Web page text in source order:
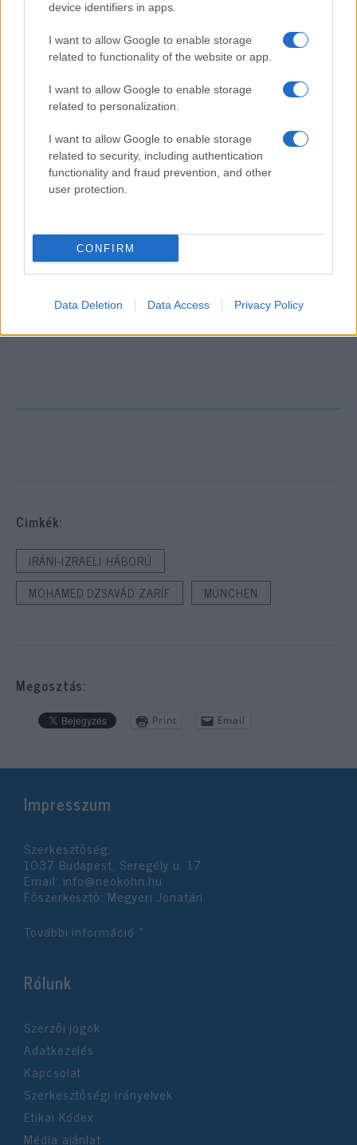
device identifiers in apps.
I want to allow Google to enable storage
related to functionality of the website or app.
I want to allow Google to enable storage
related to personalization.
I want to allow Google to enable storage
related to security, including authentication
functionality and fraud prevention, and other
user protection.
CONFIRM
Data Deletion Data Access Privacy Policy
Tudja ki volt a magyar dzsessz egyik
Cimkék:
IRÁNI-IZRAELI HÁBORÚ
MOHAMED DZSAVÁD ZARÍF
MÜNCHEN
Megosztás:
Print Email
Impresszum
Szerkesztőség:
1037 Budapest, Seregély u. 17.
Email: info@neokohn.hu
Főszerkesztő: Megyeri Jonatán
További információ »
Rólunk
Szerzői jogok
Adatkezelés
Kapcsolat
Szerkesztőségi irányelvek
Etikai Kódex
Média ajánlat